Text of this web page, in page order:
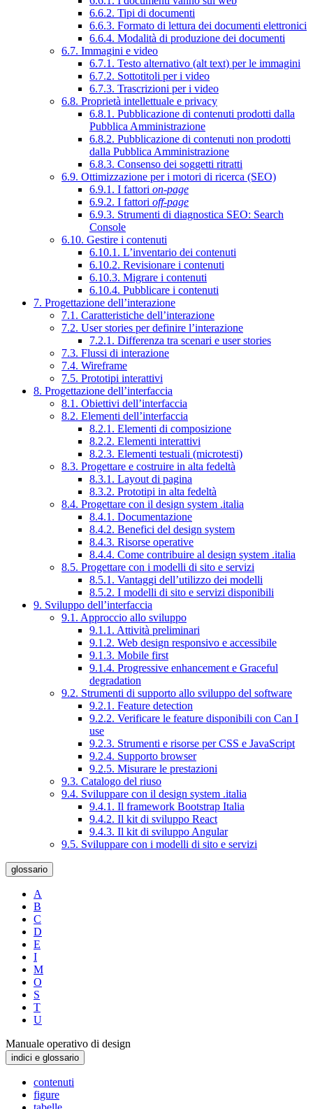
6.6.2. Tipi di documenti
6.6.3. Formato di lettura dei documenti elettronici
6.6.4. Modalità di produzione dei documenti
6.7. Immagini e video
6.7.1. Testo alternativo (alt text) per le immagini
6.7.2. Sottotitoli per i video
6.7.3. Trascrizioni per i video
6.8. Proprietà intellettuale e privacy
6.8.1. Pubblicazione di contenuti prodotti dalla
Pubblica Amministrazione
6.8.2. Pubblicazione di contenuti non prodotti
dalla Pubblica Amministrazione
6.8.3. Consenso dei soggetti ritratti
6.9. Ottimizzazione per i motori di ricerca (SEO)
6.9.1. I fattori on-page
6.9.2. I fattori off-page
6.9.3. Strumenti di diagnostica SEO: Search
Console
6.10. Gestire i contenuti
6.10.1. L’inventario dei contenuti
6.10.2. Revisionare i contenuti
6.10.3. Migrare i contenuti
6.10.4. Pubblicare i contenuti
7. Progettazione dell’interazione
7.1. Caratteristiche dell’interazione
7.2. User stories per definire l’interazione
7.2.1. Differenza tra scenari e user stories
7.3. Flussi di interazione
7.4. Wireframe
7.5. Prototipi interattivi
8. Progettazione dell’interfaccia
8.1. Obiettivi dell’interfaccia
8.2. Elementi dell’interfaccia
8.2.1. Elementi di composizione
8.2.2. Elementi interattivi
8.2.3. Elementi testuali (microtesti)
8.3. Progettare e costruire in alta fedeltà
8.3.1. Layout di pagina
8.3.2. Prototipi in alta fedeltà
8.4. Progettare con il design system .italia
8.4.1. Documentazione
8.4.2. Benefici del design system
8.4.3. Risorse operative
8.4.4. Come contribuire al design system .italia
8.5. Progettare con i modelli di sito e servizi
8.5.1. Vantaggi dell’utilizzo dei modelli
8.5.2. I modelli di sito e servizi disponibili
9. Sviluppo dell’interfaccia
9.1. Approccio allo sviluppo
9.1.1. Attività preliminari
9.1.2. Web design responsivo e accessibile
9.1.3. Mobile first
9.1.4. Progressive enhancement e Graceful
degradation
9.2. Strumenti di supporto allo sviluppo del software
9.2.1. Feature detection
9.2.2. Verificare le feature disponibili con Can I
use
9.2.3. Strumenti e risorse per CSS e JavaScript
9.2.4. Supporto browser
9.2.5. Misurare le prestazioni
9.3. Catalogo del riuso
9.4. Sviluppare con il design system .italia
9.4.1. Il framework Bootstrap Italia
9.4.2. Il kit di sviluppo React
9.4.3. Il kit di sviluppo Angular
9.5. Sviluppare con i modelli di sito e servizi
glossario
A
B
C
D
E
I
M
O
S
T
U
Manuale operativo di design
indici e glossario
contenuti
figure